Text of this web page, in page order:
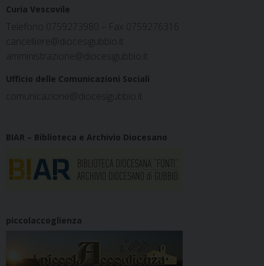
Curia Vescovile
Telefono 0759273980 – Fax 0759276316
cancelliere@diocesigubbio.it
amministrazione@diocesigubbio.it
Ufficio delle Comunicazioni Sociali
comunicazione@diocesigubbio.it
BIAR – Biblioteca e Archivio Diocesano
piccolaccoglienza